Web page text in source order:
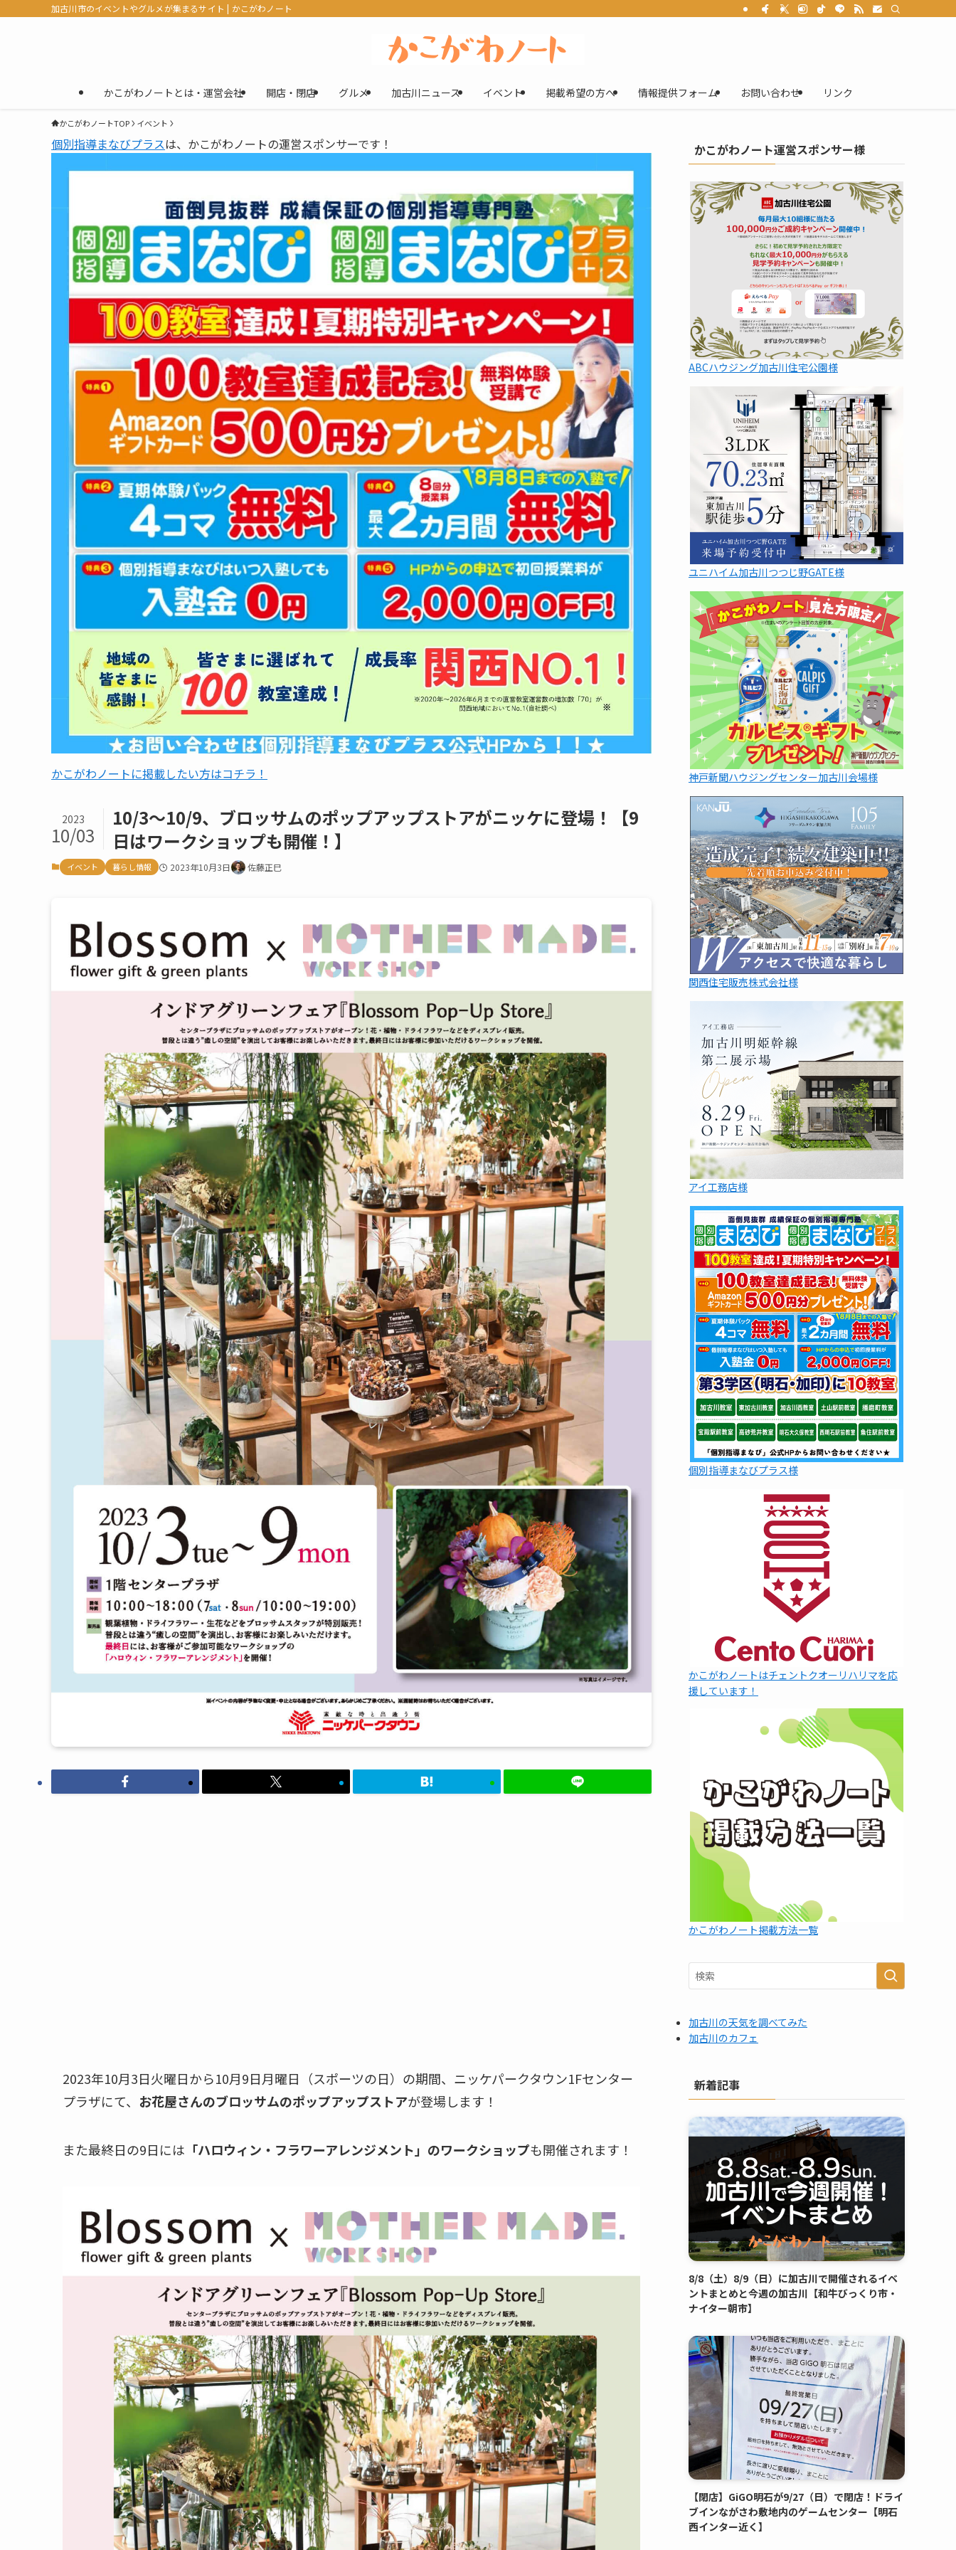
加古川市のイベントやグルメが集まるサイト | かこがわノート
かこがわノートとは・運営会社 開店・閉店 グルメ 加古川ニュース イベント 掲載希望の方へ 情報提供フォーム お問い合わせ リンク
かこがわノートTOP イベント
個別指導まなびプラスは、かこがわノートの運営スポンサーです！
かこがわノートに掲載したい方はコチラ！
10/3～10/9、ブロッサムのポップアップストアがニッケに登場！【9
日はワークショップも開催！】
2023
10/03
イベント 暮らし情報 2023年10月3日 佐藤正巳
2023年10月3日火曜日から10月9日月曜日（スポーツの日）の期間、ニッケパークタウン1Fセンター
プラザにて、 お花屋さんのブロッサムのポップアップストアが登場します！
また最終日の9日には 「ハロウィン・フラワーアレンジメント」のワークショップも開催されます！
かこがわノート運営スポンサー様
ABCハウジング加古川住宅公園様
ユニハイム加古川つつじ野GATE様
神戸新聞ハウジングセンター加古川会場様
関西住宅販売株式会社様
アイ工務店様
個別指導まなびプラス様
かこがわノートはチェントクオーリハリマを応
援しています！
かこがわノート掲載方法一覧
加古川の天気を調べてみた
加古川のカフェ
新着記事
8/8（土）8/9（日）に加古川で開催されるイベ
ントまとめと今週の加古川【和牛びっくり市・
ナイター朝市】
【閉店】GiGO明石が9/27（日）で閉店！ドライ
ブインながさわ敷地内のゲームセンター【明石
西インター近く】